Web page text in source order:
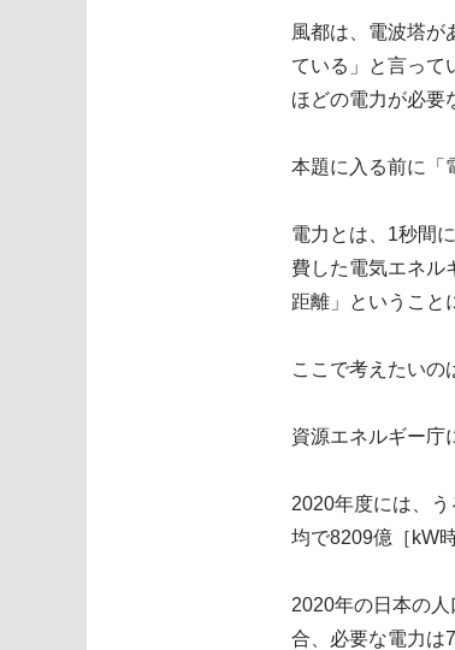
風都は、電波塔が
ている」と言って
ほどの電力が必要
本題に入る前に「
電力とは、1秒間
費した電気エネル
距離」ということ
ここで考えたいの
資源エネルギー庁
2020年度には、
均で8209億［kW
2020年の日本の
合、必要な電力は